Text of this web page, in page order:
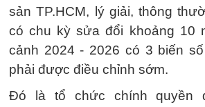
sản TP.HCM, lý giải, thông
có chu kỳ sửa đổi khoảng 10
cảnh 2024 - 2026 có 3 biến
phải được điều chỉnh sớm.
Đó là tổ chức chính quyền